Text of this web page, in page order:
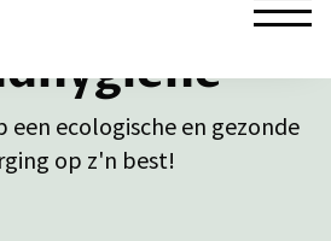
een ecologische en gezonde
op z'n best!